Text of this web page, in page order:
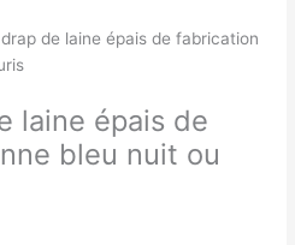
de laine épais de fabrication
laine épais de
bleu nuit ou